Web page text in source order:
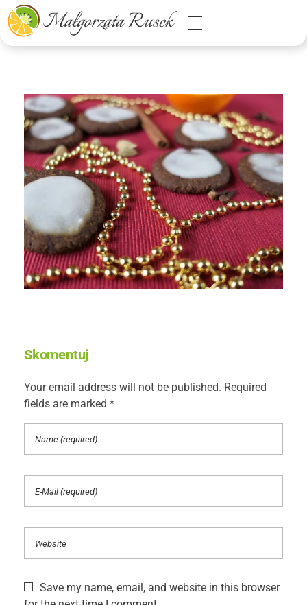
Małgorzata Rusek - dietetyk z pasją
Dietetyka kliniczna & Psychodietetyka
Skomentuj
Your email address will not be published. Required
fields are marked *
Save my name, email, and website in this browser